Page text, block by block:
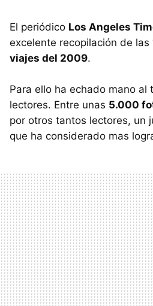
El periódico Los Angeles
excelente recopilación de las
viajes del 2009.
Para ello ha echado mano al
lectores. Entre unas 5.000
por otros tantos lectores, un
que ha considerado mas